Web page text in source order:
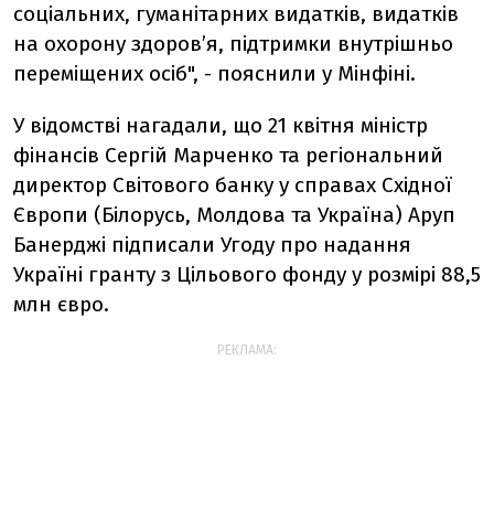
соціальних, гуманітарних видатків, видатків
на охорону здоров’я, підтримки внутрішньо
переміщених осіб", - пояснили у Мінфіні.
У відомстві нагадали, що 21 квітня міністр
фінансів Сергій Марченко та регіональний
директор Світового банку у справах Східної
Європи (Білорусь, Молдова та Україна) Аруп
Банерджі підписали Угоду про надання
Україні гранту з Цільового фонду у розмірі 88,5
млн євро.
РЕКЛАМА: